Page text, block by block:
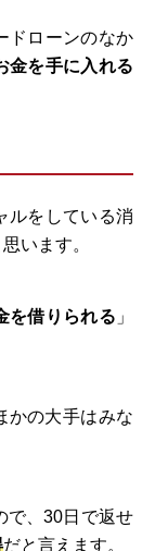
ドローンのなか
金を手に入れる
ルをしている消
います。
を借りられる 」
かの大手はみな
で、30日で返せ
だと言えます。